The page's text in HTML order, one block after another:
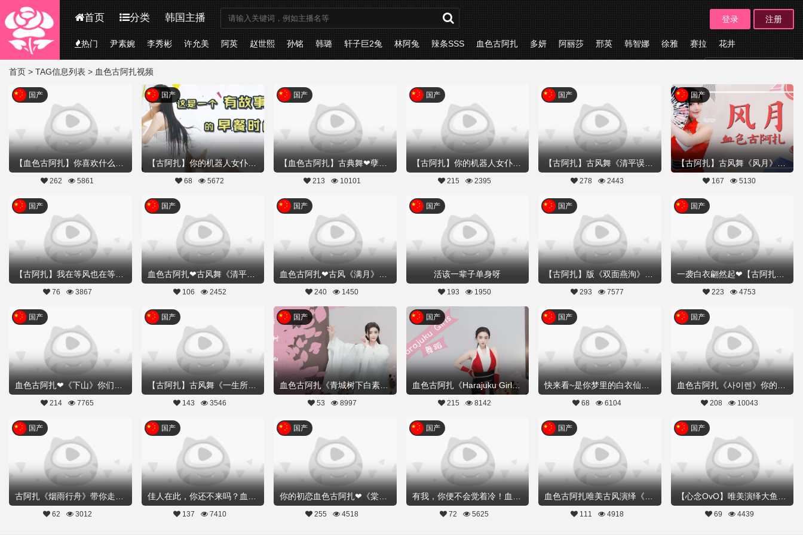
首页 分类 韩国主播 登录 注册
热门 尹素婉 李秀彬 许允美 阿英 赵世熙 孙铭 韩璐 轩子巨2兔 林阿兔 辣条SSS 血色古阿扎 多妍 阿丽莎 邢英 韩智娜 徐雅 赛拉 花井
首页 > TAG信息列表 > 血色古阿扎视频
国产
262 5861
【古阿扎】你的机器人女仆-吃个早餐，居然...
国产
68 5672
国产
213 10101
【古阿扎】你的机器人女仆扎扎-先导片
国产
215 2395
国产
278 2443
国产
167 5130
国产
76 3867
血色古阿扎❤古风舞《清平调》#花好月圆#
国产
106 2452
国产
240 1450
活该一辈子单身呀
国产
193 1950
国产
293 7577
国产
223 4753
国产
214 7765
【古阿扎】古风舞《一生所爱》你可曾期许这样的爱情
国产
143 3546
国产
53 8997
血色古阿扎《Harajuku Girls》不知火舞,带你起飞！
国产
215 8142
国产
68 6104
国产
208 10043
国产
62 3012
国产
137 7410
国产
255 4518
国产
72 5625
国产
111 4918
国产
69 4439